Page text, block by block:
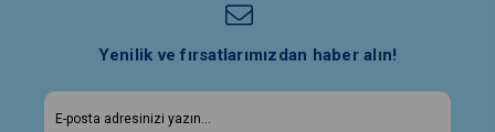
Yenilik ve fırsatlarımızdan haber alın!